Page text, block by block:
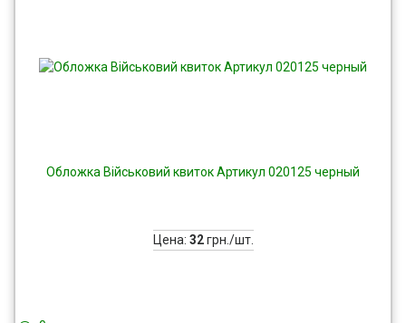
Обложка Військовий квиток Артикул 020125 черный
Цена: 32грн./шт.